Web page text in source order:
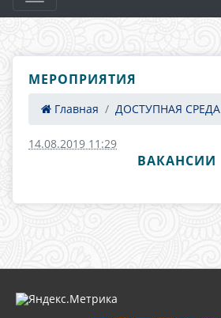
МЕРОПРИЯТИЯ
Главная ДОСТУПНАЯ СРЕДА
14.08.2019 11:29
ВАКАНСИИ